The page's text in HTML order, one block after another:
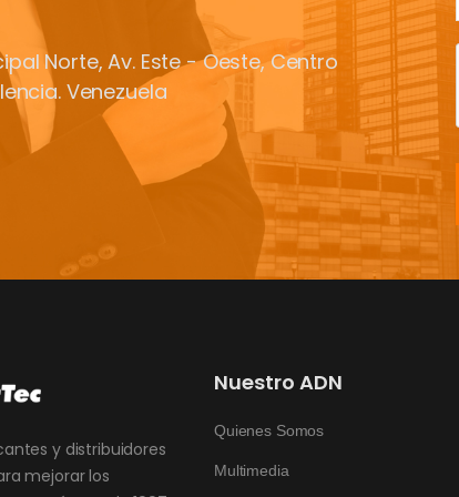
Norte, Av. Este - Oeste, Centro
Venezuela
y distribuidores
mejorar los
Nuestro ADN
Quienes Somos
Multimedia